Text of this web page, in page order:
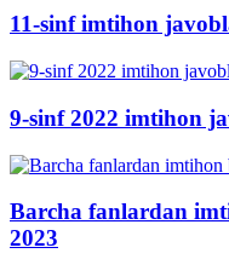
11-sinf imtihon
9-sinf 2022 imtihon
Barcha fanlardan
2023